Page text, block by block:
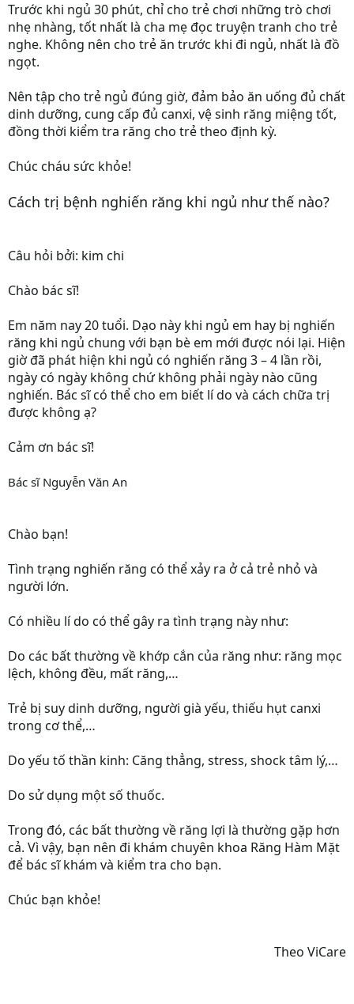
Trước khi ngủ 30 phút, chỉ cho trẻ chơi những trò chơi
nhẹ nhàng, tốt nhất là cha mẹ đọc truyện tranh cho trẻ
nghe. Không nên cho trẻ ăn trước khi đi ngủ, nhất là đồ
ngọt.
Nên tập cho trẻ ngủ đúng giờ, đảm bảo ăn uống đủ chất
dinh dưỡng, cung cấp đủ canxi, vệ sinh răng miệng tốt,
đồng thời kiểm tra răng cho trẻ theo định kỳ.
Chúc cháu sức khỏe!
Cách trị bệnh nghiến răng khi ngủ như thế nào?
Câu hỏi bởi: kim chi
Chào bác sĩ!
Em năm nay 20 tuổi. Dạo này khi ngủ em hay bị nghiến
răng khi ngủ chung với bạn bè em mới được nói lại. Hiện
giờ đã phát hiện khi ngủ có nghiến răng 3 – 4 lần rồi,
ngày có ngày không chứ không phải ngày nào cũng
nghiến. Bác sĩ có thể cho em biết lí do và cách chữa trị
được không ạ?
Cảm ơn bác sĩ!
Bác sĩ Nguyễn Văn An
Chào bạn!
Tình trạng nghiến răng có thể xảy ra ở cả trẻ nhỏ và
người lớn.
Có nhiều lí do có thể gây ra tình trạng này như:
Do các bất thường về khớp cắn của răng như: răng mọc
lệch, không đều, mất răng,…
Trẻ bị suy dinh dưỡng, người già yếu, thiếu hụt canxi
trong cơ thể,…
Do yếu tố thần kinh: Căng thẳng, stress, shock tâm lý,…
Do sử dụng một số thuốc.
Trong đó, các bất thường về răng lợi là thường gặp hơn
cả. Vì vậy, bạn nên đi khám chuyên khoa Răng Hàm Mặt
để bác sĩ khám và kiểm tra cho bạn.
Chúc bạn khỏe!
Theo ViCare​